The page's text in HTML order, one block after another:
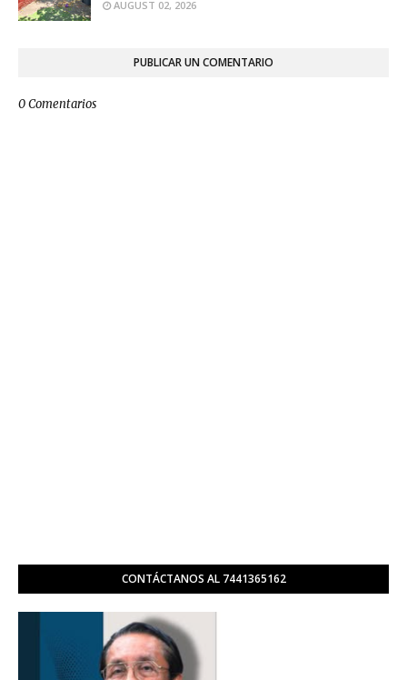
AUGUST 02, 2026
PUBLICAR UN COMENTARIO
0 Comentarios
CONTÁCTANOS AL 7441365162